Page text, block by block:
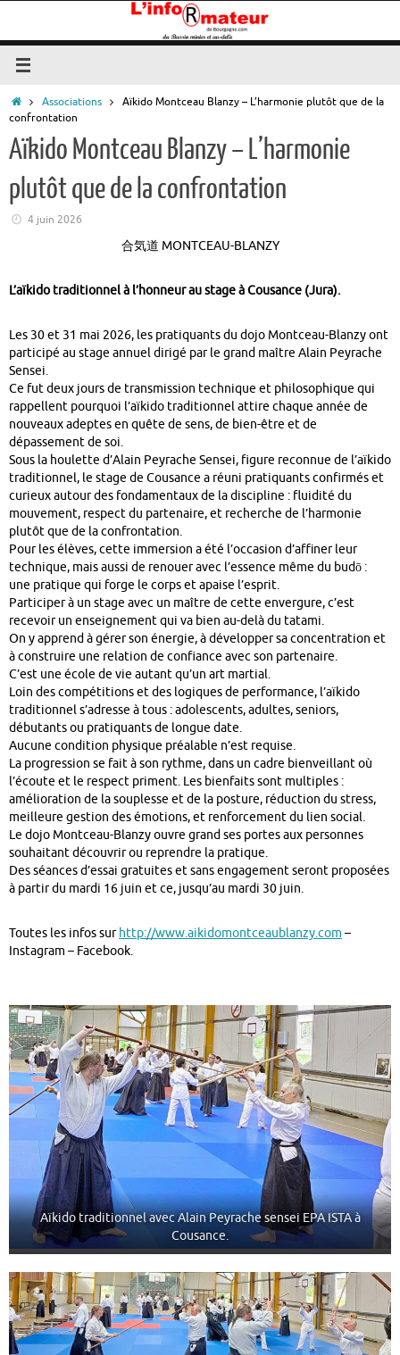
contenu
Accueil
Associations
Aïkido Montceau Blanzy – L’harmonie plutôt que de la
confrontation
Aïkido Montceau Blanzy – L’harmonie
plutôt que de la confrontation
4 juin 2026
合気道 MONTCEAU-BLANZY
L’aïkido traditionnel à l’honneur au stage à Cousance (Jura).
Les 30 et 31 mai 2026, les pratiquants du dojo Montceau-Blanzy ont
participé au stage annuel dirigé par le grand maître Alain Peyrache
Sensei.
Ce fut deux jours de transmission technique et philosophique qui
rappellent pourquoi l’aïkido traditionnel attire chaque année de
nouveaux adeptes en quête de sens, de bien-être et de
dépassement de soi.
Sous la houlette d’Alain Peyrache Sensei, figure reconnue de l’aïkido
traditionnel, le stage de Cousance a réuni pratiquants confirmés et
curieux autour des fondamentaux de la discipline : fluidité du
mouvement, respect du partenaire, et recherche de l’harmonie
plutôt que de la confrontation.
Pour les élèves, cette immersion a été l’occasion d’affiner leur
technique, mais aussi de renouer avec l’essence même du budō :
une pratique qui forge le corps et apaise l’esprit.
Participer à un stage avec un maître de cette envergure, c’est
recevoir un enseignement qui va bien au-delà du tatami.
On y apprend à gérer son énergie, à développer sa concentration et
à construire une relation de confiance avec son partenaire.
C’est une école de vie autant qu’un art martial.
Loin des compétitions et des logiques de performance, l’aïkido
traditionnel s’adresse à tous : adolescents, adultes, seniors,
débutants ou pratiquants de longue date.
Aucune condition physique préalable n’est requise.
La progression se fait à son rythme, dans un cadre bienveillant où
l’écoute et le respect priment. Les bienfaits sont multiples :
amélioration de la souplesse et de la posture, réduction du stress,
meilleure gestion des émotions, et renforcement du lien social.
Le dojo Montceau-Blanzy ouvre grand ses portes aux personnes
souhaitant découvrir ou reprendre la pratique.
Des séances d’essai gratuites et sans engagement seront proposées
à partir du mardi 16 juin et ce, jusqu’au mardi 30 juin.
Toutes les infos surhttp://www.aikidomontceaublanzy.com –
Instagram – Facebook.
Aïkido traditionnel avec Alain Peyrache sensei EPA ISTA à
Cousance.